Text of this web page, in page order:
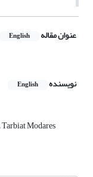
عنوان مقاله English
نویسنده English
Modares